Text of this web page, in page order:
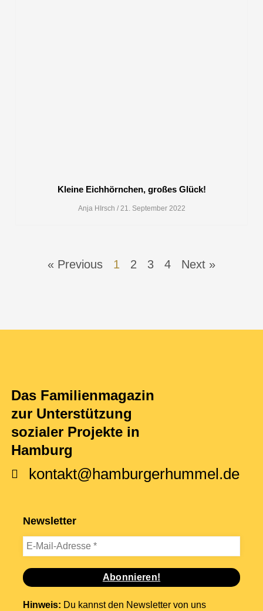
Kleine Eichhörnchen, großes Glück!
Anja HIrsch 21. September 2022
« Previous 1 2 3 4 Next »
Das Familienmagazin
zur Unterstützung
sozialer Projekte in
Hamburg
kontakt@hamburgerhummel.de
Newsletter
Hinweis: Du kannst den Newsletter von uns